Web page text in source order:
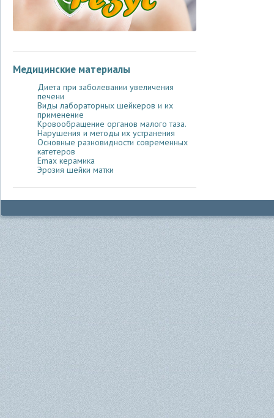
Медицинские материалы
Диета при заболевании увеличения
печени
Виды лабораторных шейкеров и их
применение
Кровообращение органов малого таза.
Нарушения и методы их устранения
Основные разновидности современных
катетеров
Emax керамика
Эрозия шейки матки